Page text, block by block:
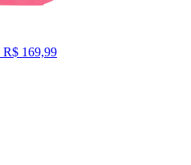
R$ 169,99